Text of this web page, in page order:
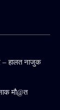
– हालत नाजुक
मौ@त